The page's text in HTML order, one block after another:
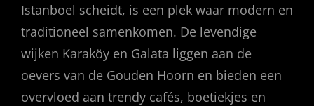
Istanboel scheidt, is een plek waar modern en
traditioneel samenkomen. De levendige
wijken Karaköy en Galata liggen aan de
oevers van de Gouden Hoorn en bieden een
overvloed aan trendy cafés, boetiekjes en